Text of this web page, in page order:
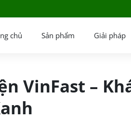
chủ Sản phẩm Giải pháp
VinFast –